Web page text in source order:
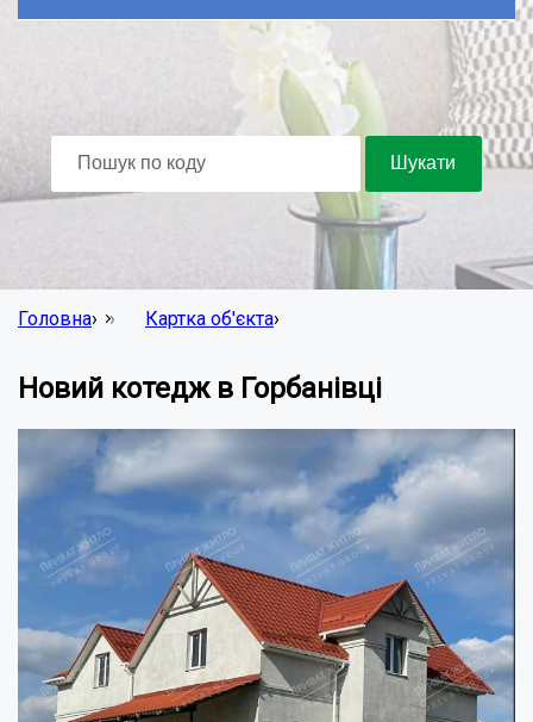
Головна› Картка об'єкта›
Новий котедж в Горбанівці